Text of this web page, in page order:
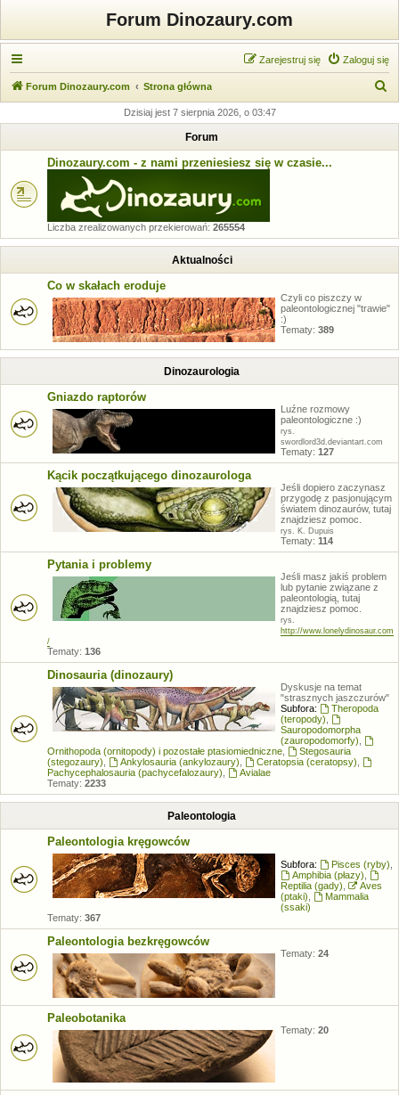
Forum Dinozaury.com
Zaloguj się
Zarejestruj się
Forum Dinozaury.com Strona główna
k
Dzisiaj jest 7 sierpnia 2026, o 03:47
Forum
Dinozaury.com - z nami przeniesiesz się w czasie...
Liczba zrealizowanych przekierowań: 265554
Aktualności
Co w skałach eroduje
Czyli co piszczy w
paleontologicznej "trawie"
:)
Tematy: 389
Dinozaurologia
Gniazdo raptorów
Luźne rozmowy
paleontologiczne :)
rys.
swordlord3d.deviantart.com
Tematy: 127
Kącik początkującego dinozaurologa
Jeśli dopiero zaczynasz
przygodę z pasjonującym
światem dinozaurów, tutaj
znajdziesz pomoc.
rys. K. Dupuis
Tematy: 114
Pytania i problemy
Jeśli masz jakiś problem
lub pytanie związane z
paleontologią, tutaj
znajdziesz pomoc.
rys.
http://www.lonelydinosaur.com
/
Tematy: 136
Dinosauria (dinozaury)
Dyskusje na temat
"strasznych jaszczurów"
Subfora:
Theropoda
(teropody)
Sauropodomorpha
(zauropodomorfy)
Ornithopoda (ornitopody) i pozostałe ptasiomiedniczne
Stegosauria
(stegozaury)
Ankylosauria (ankylozaury) Ceratopsia (ceratopsy)
Pachycephalosauria (pachycefalozaury)
Avialae
Tematy: 2233
Paleontologia
Paleontologia kręgowców
Subfora: Pisces (ryby)
Amphibia (płazy)
Reptilia (gady)
Aves
(ptaki)
Mammalia
(ssaki)
Tematy: 367
Paleontologia bezkręgowców
Tematy: 24
Paleobotanika
Tematy: 20